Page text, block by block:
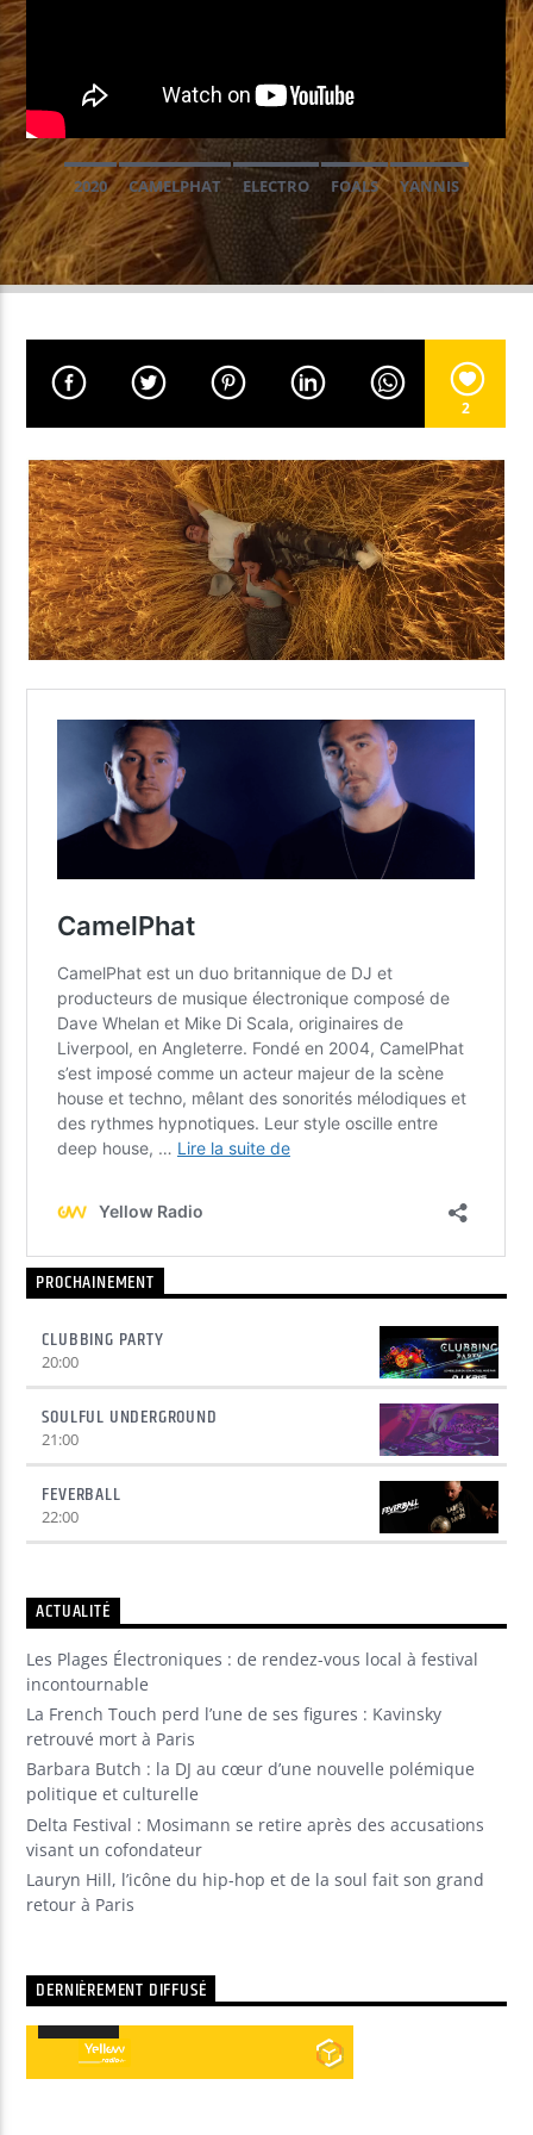
EN CE MOMENT
FRENCH RIVIERA SOULFUL HOUSE
ROMAIN VILLEROY
EMISSION EN COURS
FRENCH RIVIERA SOULFUL HOUSE
19:00 19:59
UPCOMING SHOW
CLUBBING PARTY
20:00 20:59
Yellow Radio
Yellow Party
2020 CAMELPHAT ELECTRO FOALS YANNIS
2
PROCHAINEMENT
CLUBBING PARTY
20:00
SOULFUL UNDERGROUND
21:00
FEVERBALL
22:00
ACTUALITÉ
Les Plages Électroniques : de rendez-vous local à festival
incontournable
La French Touch perd l’une de ses figures : Kavinsky
retrouvé mort à Paris
Barbara Butch : la DJ au cœur d’une nouvelle polémique
politique et culturelle
Delta Festival : Mosimann se retire après des accusations
visant un cofondateur
Lauryn Hill, l’icône du hip-hop et de la soul fait son grand
retour à Paris
DERNIÈREMENT DIFFUSÉ
Lecteur
audio